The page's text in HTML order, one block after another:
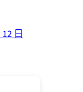
日